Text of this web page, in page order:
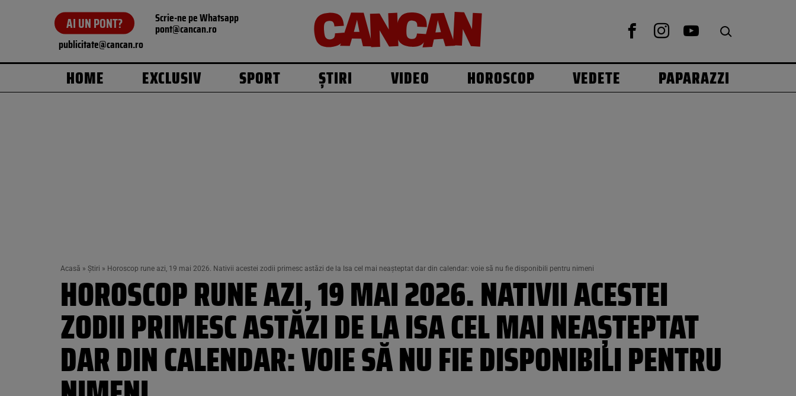
AI UN PONT? Scrie-ne pe Whatsapp
pont@cancan.ro
publicitate@cancan.ro
HOME EXCLUSIV SPORT ȘTIRI VIDEO HOROSCOP VEDETE PAPARAZZI
Acasă » Știri » Horoscop rune azi, 19 mai 2026. Nativii acestei zodii primesc astăzi de la Isa cel mai neașteptat dar din calendar: voie să nu fie disponibili pentru nimeni
HOROSCOP RUNE AZI, 19 MAI 2026. NATIVII ACESTEI
ZODII PRIMESC ASTĂZI DE LA ISA CEL MAI NEAȘTEPTAT
DAR DIN CALENDAR: VOIE SĂ NU FIE DISPONIBILI PENTRU